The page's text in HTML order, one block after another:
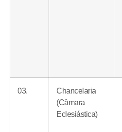
03.
Chancelaria
(Câmara
Eclesiástica)